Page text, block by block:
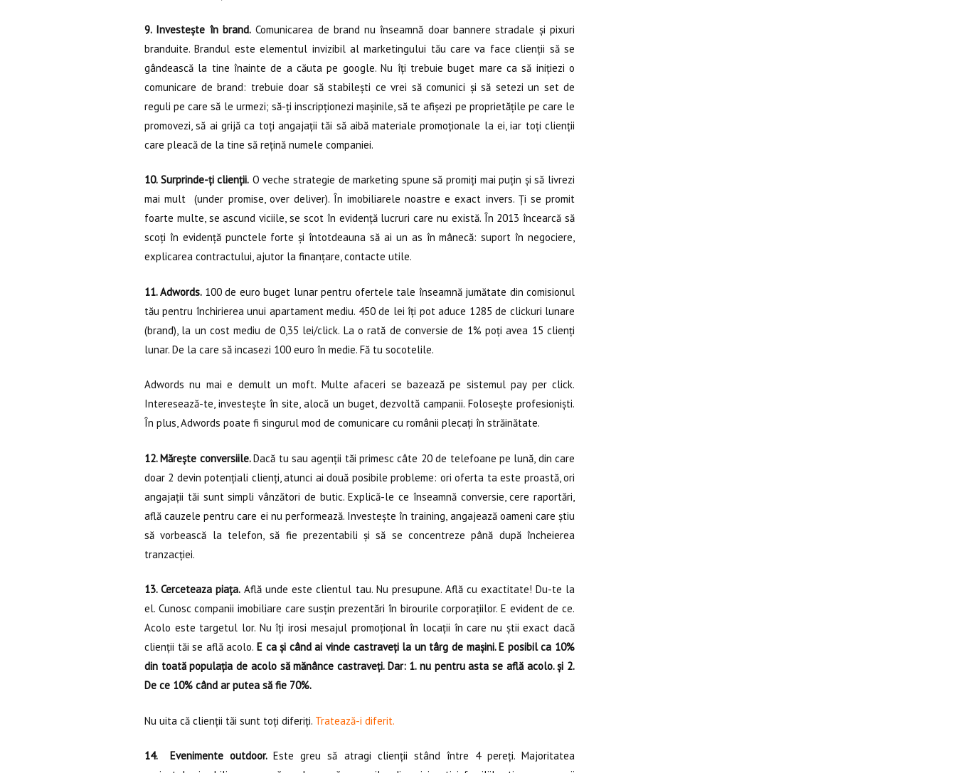
9. Investește în brand.Comunicarea de brand nu înseamnă doar bannere stradale și pixuri
branduite. Brandul este elementul invizibil al marketingului tău care va face clienții să se
gândească la tine înainte de a căuta pe google. Nu îți trebuie buget mare ca să inițiezi o
comunicare de brand: trebuie doar să stabilești ce vrei să comunici și să setezi un set de
reguli pe care să le urmezi; să-ți inscripționezi mașinile, să te afișezi pe proprietățile pe care le
promovezi, să ai grijă ca toți angajații tăi să aibă materiale promoționale la ei, iar toți clienții
care pleacă de la tine să rețină numele companiei.
10. Surprinde-ți clienții. O veche strategie de marketing spune să promiți mai puțin și să livrezi
mai mult (under promise, over deliver). În imobiliarele noastre e exact invers. Ți se promit
foarte multe, se ascund viciile, se scot în evidență lucruri care nu există. În 2013 încearcă să
scoți în evidență punctele forte și întotdeauna să ai un as în mânecă: suport în negociere,
explicarea contractului, ajutor la finanțare, contacte utile.
11. Adwords. 100 de euro buget lunar pentru ofertele tale înseamnă jumătate din comisionul
tău pentru închirierea unui apartament mediu. 450 de lei îți pot aduce 1285 de clickuri lunare
(brand), la un cost mediu de 0,35 lei/click. La o rată de conversie de 1% poți avea 15 clienți
lunar. De la care să incasezi 100 euro în medie. Fă tu socotelile.
Adwords nu mai e demult un moft. Multe afaceri se bazează pe sistemul pay per click.
Interesează-te, investește în site, alocă un buget, dezvoltă campanii. Folosește profesioniști.
În plus, Adwords poate fi singurul mod de comunicare cu românii plecați în străinătate.
12. Mărește conversiile.Dacă tu sau agenții tăi primesc câte 20 de telefoane pe lună, din care
doar 2 devin potențiali clienți, atunci ai două posibile probleme: ori oferta ta este proastă, ori
angajații tăi sunt simpli vânzători de butic. Explică-le ce înseamnă conversie, cere raportări,
află cauzele pentru care ei nu performează. Investește în training, angajează oameni care știu
să vorbească la telefon, să fie prezentabili și să se concentreze până după încheierea
tranzacției.
13. Cerceteaza piața. Află unde este clientul tau. Nu presupune. Află cu exactitate! Du-te la
el. Cunosc companii imobiliare care susțin prezentări în birourile corporațiilor. E evident de ce.
Acolo este targetul lor. Nu îți irosi mesajul promoțional în locații în care nu știi exact dacă
clienții tăi se află acolo. E ca și când ai vinde castraveți la un târg de mașini. E posibil ca 10%
din toată populația de acolo să mănânce castraveți. Dar: 1. nu pentru asta se află acolo. și 2.
De ce 10% când ar putea să fie 70%.
Nu uita că clienții tăi sunt toți diferiți. Tratează-i diferit.
14. Evenimente outdoor.Este greu să atragi clienții stând între 4 pereți. Majoritatea